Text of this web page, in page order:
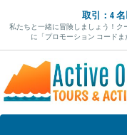
ス
キ
ッ
取引： 4
私たちと一緒に冒険しましょう！ク
に「プロモーション コード